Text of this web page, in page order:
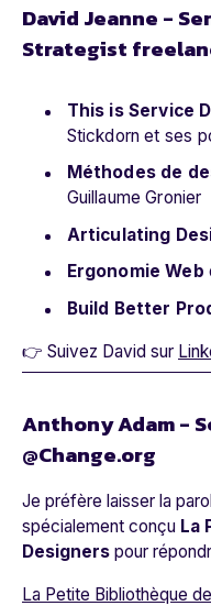
David Jeanne -
Strategist
This is Service
Stickdorn et ses
Méthodes de
Guillaume Gronier
Articulating
Ergonomie Web
Build Better
👉 Suivez David sur
Anthony Adam -
@Change.org
Je préfère laisser la
spécialement conçu La
Designers pour
La Petite Bibliothèque